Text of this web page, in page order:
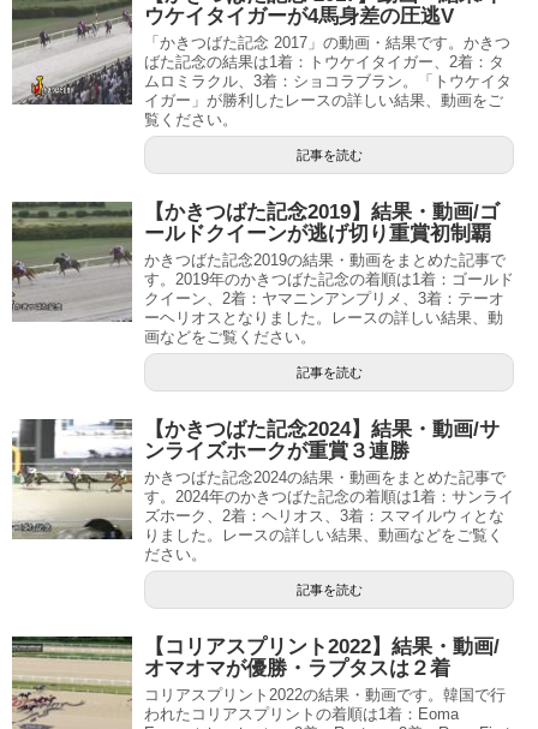
ウケイタイガーが4馬身差の圧逃V
「かきつばた記念 2017」の動画・結果です。かきつ
ばた記念の結果は1着：トウケイタイガー、2着：タ
ムロミラクル、3着：ショコラブラン。「トウケイタ
イガー」が勝利したレースの詳しい結果、動画をご
覧ください。
記事を読む
【かきつばた記念2019】結果・動画/ゴ
ールドクイーンが逃げ切り重賞初制覇
かきつばた記念2019の結果・動画をまとめた記事で
す。2019年のかきつばた記念の着順は1着：ゴールド
クイーン、2着：ヤマニンアンプリメ、3着：テーオ
ーヘリオスとなりました。レースの詳しい結果、動
画などをご覧ください。
記事を読む
【かきつばた記念2024】結果・動画/サ
ンライズホークが重賞３連勝
かきつばた記念2024の結果・動画をまとめた記事で
す。2024年のかきつばた記念の着順は1着：サンライ
ズホーク、2着：ヘリオス、3着：スマイルウィとな
りました。レースの詳しい結果、動画などをご覧く
ださい。
記事を読む
【コリアスプリント2022】結果・動画/
オマオマが優勝・ラプタスは２着
コリアスプリント2022の結果・動画です。韓国で行
われたコリアスプリントの着順は1着：Eoma